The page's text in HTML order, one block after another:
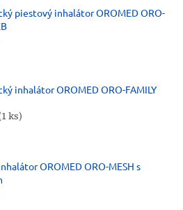
piestový inhalátor OROMED ORO-
inhalátor OROMED ORO-FAMILY
ks)
OROMED ORO-MESH s